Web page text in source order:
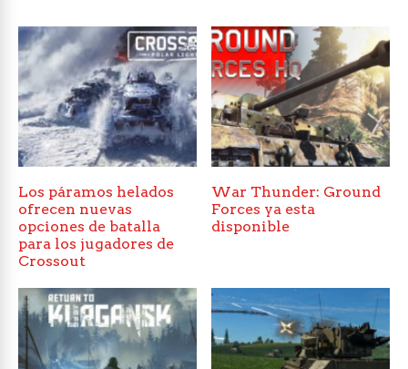
Los páramos helados
ofrecen nuevas
opciones de batalla
para los jugadores de
Crossout
War Thunder: Ground
Forces ya esta
disponible